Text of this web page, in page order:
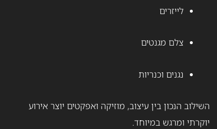
לייזרים
צלם מגנטים
נגנים וכנריות
השילוב הנכון בין עיצוב, מוזיקה ואפקטים יוצר אירוע
יוקרתי ומרגש במיוחד.